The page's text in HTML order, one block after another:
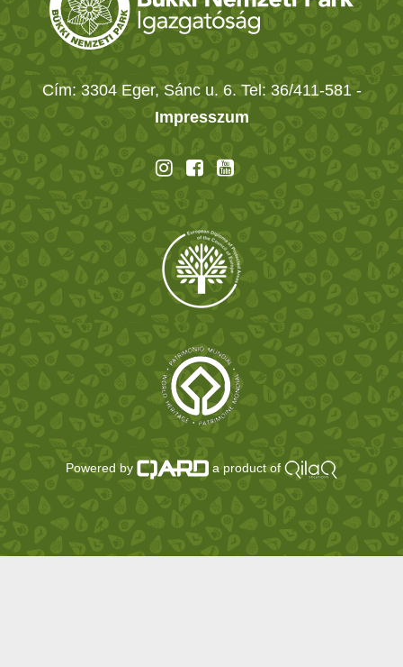
Cím: 3304 Eger, Sánc u. 6. Tel: 36/411-581 -
Impresszum
Powered by a product of